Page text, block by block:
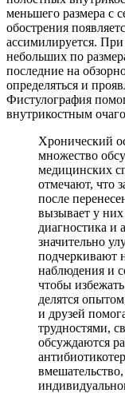
меньшего размера с
обострения
ассимилируется. При
небольших по
последние на
определяться и
Фистулография
внутрикостным
Хронический
множество
медицинских
отмечают, что
после
вызывает у
диагностика и
значительно
подчеркивают
наблюдения и
чтобы
делятся
и друзей
трудностями,
обсуждаются